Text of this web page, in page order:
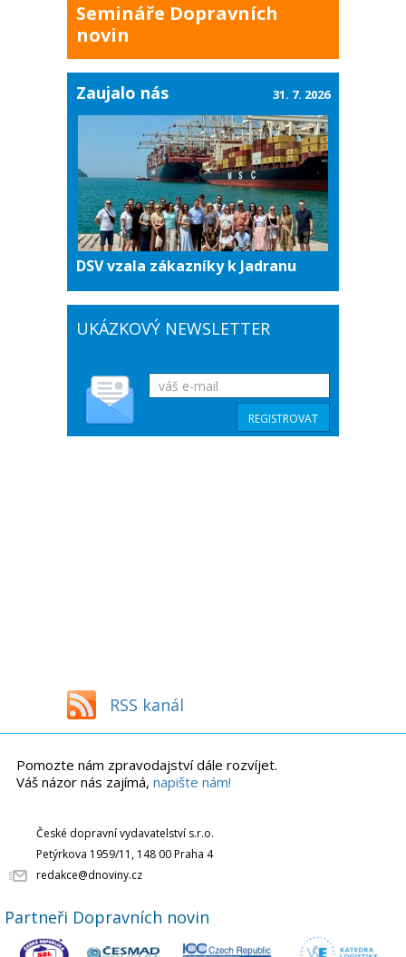
Semináře Dopravních
novin
Zaujalo nás
DSV vzala zákazníky k Jadranu
31. 7. 2026
UKÁZKOVÝ NEWSLETTER
RSS kanál
Pomozte nám zpravodajství dále rozvíjet.
Váš názor nás zajímá, napište nám!
České dopravní vydavatelství s.r.o.
Petýrkova 1959/11, 148 00 Praha 4
redakce@dnoviny.cz
Partneři Dopravních novin